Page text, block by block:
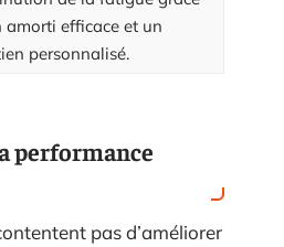
amorti efficace et un
personnalisé.
performance
pas d’améliorer